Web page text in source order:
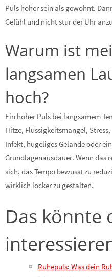
Puls höher sein als gewohnt.
Gefühl und nicht stur der Uhr
Warum ist
langsamen
hoch?
Ein hoher Puls bei langsamem
Hitze, Flüssigkeitsmangel,
Infekt, hügeliges Gelände oder
Grundlagenausdauer. Wenn das
sich, das Tempo bewusst zu
wirklich locker zu gestalten.
Das könnte
Ruhepuls: Was dein